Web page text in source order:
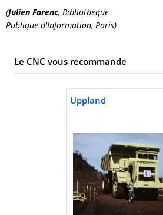
(Julien Farenc, Bibliothèque
Publique d'Information, Paris)
Le CNC vous recommande
Uppland